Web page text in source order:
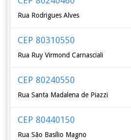
Rua Rodrigues Alves
CEP 80310550
Rua Ruy Virmond Carnasciali
CEP 80240550
Rua Santa Madalena de Piazzi
CEP 80440150
Rua São Basílio Magno